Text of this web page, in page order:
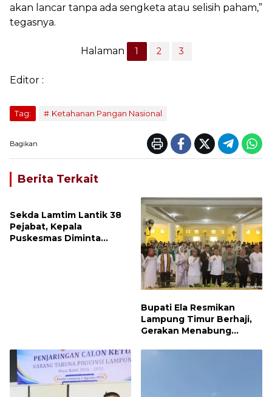
akan lancar tanpa ada sengketa atau selisih paham,”
tegasnya.
Halaman 1 2 3
Editor :
Tag: Ketahanan Pangan Nasional
Bagikan
Berita Terkait
Sekda Lamtim Lantik 38
Pejabat, Kepala
Puskesmas Diminta
Bupati Ela Resmikan
Lampung Timur Berhaji,
Gerakan Menabung
Impian ke Tanah Suci